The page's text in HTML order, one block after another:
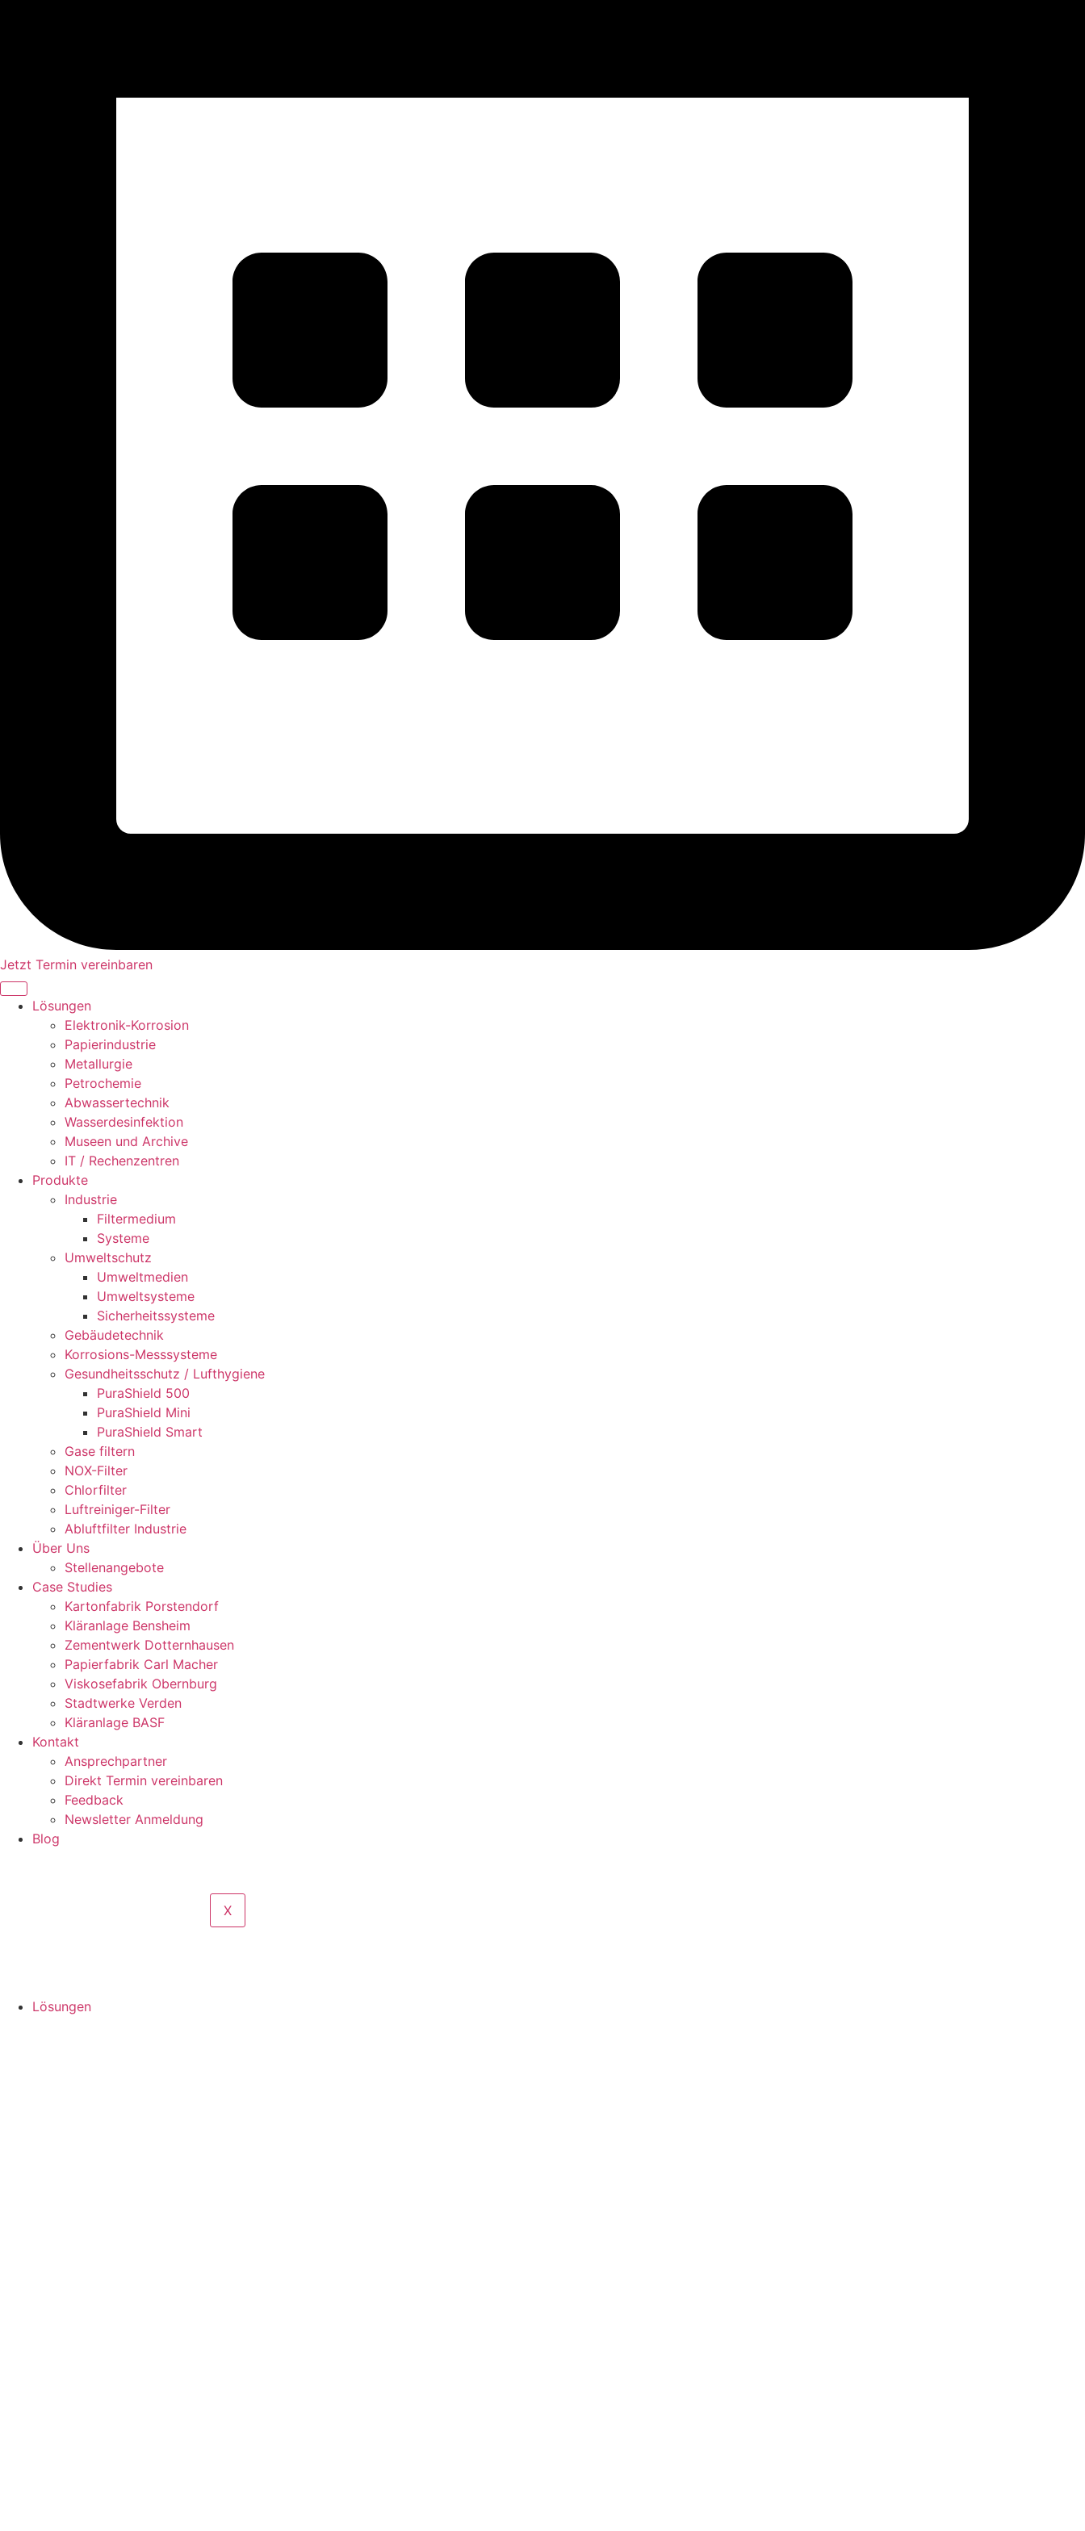
Jetzt Termin vereinbaren
Lösungen
Elektronik-Korrosion
Papierindustrie
Metallurgie
Petrochemie
Abwassertechnik
Wasserdesinfektion
Museen und Archive
IT / Rechenzentren
Produkte
Industrie
Filtermedium
Systeme
Umweltschutz
Umweltmedien
Umweltsysteme
Sicherheitssysteme
Gebäudetechnik
Korrosions-Messsysteme
Gesundheitsschutz / Lufthygiene
PuraShield 500
PuraShield Mini
PuraShield Smart
Gase filtern
NOX-Filter
Chlorfilter
Luftreiniger-Filter
Abluftfilter Industrie
Über Uns
Stellenangebote
Case Studies
Kartonfabrik Porstendorf
Kläranlage Bensheim
Zementwerk Dotternhausen
Papierfabrik Carl Macher
Viskosefabrik Obernburg
Stadtwerke Verden
Kläranlage BASF
Kontakt
Ansprechpartner
Direkt Termin vereinbaren
Feedback
Newsletter Anmeldung
Blog
X
Lösungen